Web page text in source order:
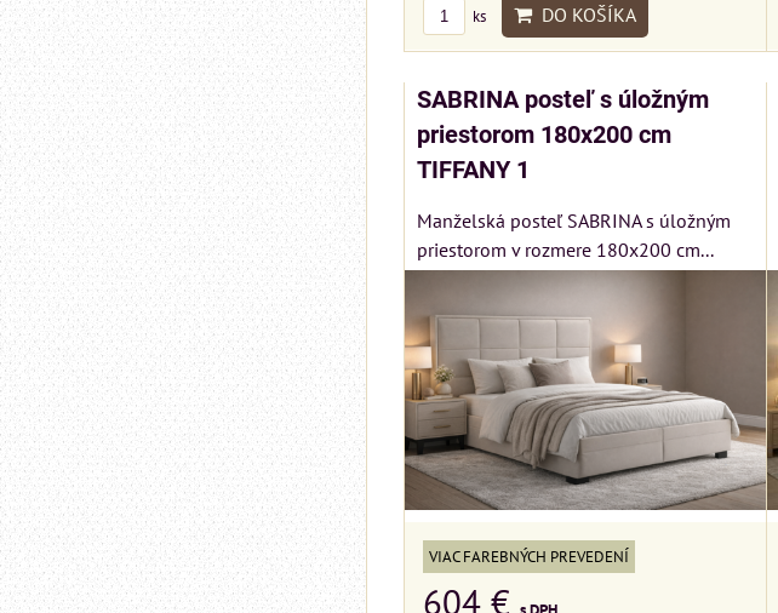
ks DO KOŠÍKA
SABRINA posteľ s úložným
priestorom 180x200 cm
TIFFANY 1
Manželská posteľ SABRINA s úložným
priestorom v rozmere 180x200 cm...
VIAC FAREBNÝCH PREVEDENÍ
604 €